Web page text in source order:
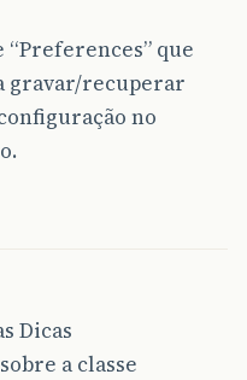
“Preferences” que
gravar/recuperar
no
Dicas
a classe